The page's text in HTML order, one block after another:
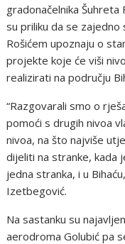
gradonačelnika
su priliku da se
Rošićem upoznaju o
projekte koje će viši
realizirati na području
“Razgovarali smo o
pomoći s drugih nivoa
nivoa, na što najviše
dijeliti na stranke, kada
jedna stranka, i u
Izetbegović.
Na sastanku su
aerodroma Golubić pa